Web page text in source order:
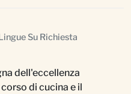
Su Richiesta
dell'eccellenza
di cucina e il